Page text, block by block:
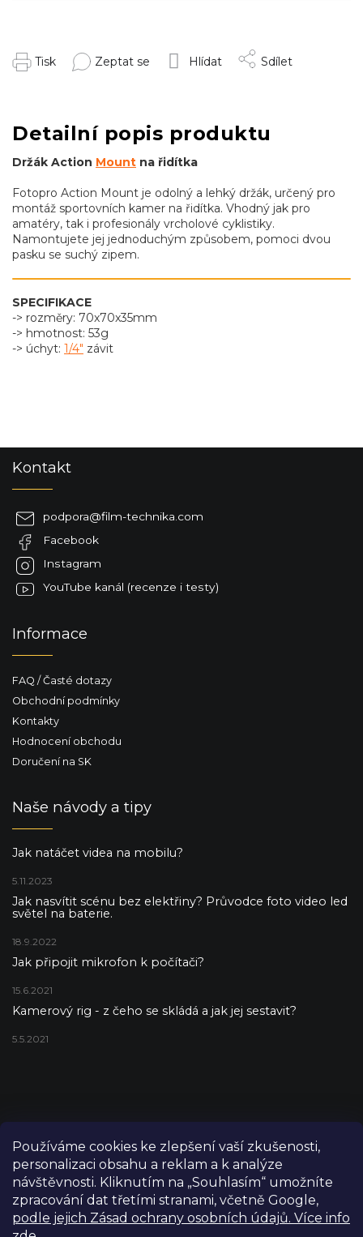
Používáme cookies ke zlepšení vaší zkušenosti,
personalizaci obsahu a reklam a k analýze
návštěvnosti. Kliknutím na „Souhlasím“ umožníte
zpracování dat třetími stranami, včetně Google,
podle jejich Zásad ochrany osobních údajů. Více info
Tisk Zeptat se Hlídat Sdílet
Detailní popis produktu
Držák Action Mount na řidítka
Fotopro Action Mount je odolný a lehký držák, určený pro
montáž sportovních kamer na řidítka. Vhodný jak pro
amatéry, tak i profesionály vrcholové cyklistiky.
Namontujete jej jednoduchým způsobem, pomoci dvou
pasku se suchý zipem.
SPECIFIKACE
-> rozměry: 70x70x35mm
-> hmotnost: 53g
-> úchyt: 1/4" závit
Kontakt
podpora@film-technika.com
Facebook
Instagram
YouTube kanál (recenze i testy)
Informace
FAQ / Časté dotazy
Obchodní podmínky
Kontakty
Hodnocení obchodu
Doručení na SK
Naše návody a tipy
Jak natáčet videa na mobilu?
5.11.2023
Jak nasvítit scénu bez elektřiny? Průvodce foto video led
světel na baterie.
18.9.2022
Jak připojit mikrofon k počítači?
15.6.2021
Kamerový rig - z čeho se skládá a jak jej sestavit?
5.5.2021